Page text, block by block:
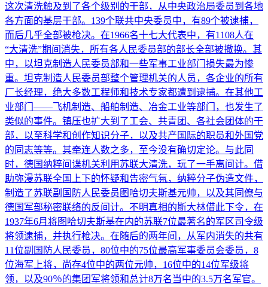
这次清洗触及到了各个级别的干部，从中央政治局委员到各地
各方面的基层干部。139个联共中央委员中，有89个被逮捕，
而后几乎全部被枪决。在1966名十七大代表中，有1108人在
“大清洗”期间消失，所有各人民委员部的部长全部被撤换。其
中，以坦克制造人民委员部和一些军事工业部门损失最为惨
重。坦克制造人民委员部整个管理机关的人员，各企业的所有
厂长经理，绝大多数工程师和技术专家都遭到逮捕。在其他工
业部门——飞机制造、船舶制造、冶金工业等部门，也发生了
类似的事件。镇压也扩大到了工会、共青团、各社会团体的干
部，以至科学和创作知识分子，以及共产国际的职员和外国党
的同志等等。其牵连人数之多，至今没有确切定论。与此同
时，德国纳粹间谍机关利用苏联大清洗，玩了一手离间计。借
助弥漫苏联全国上下的怀疑和告密气氛，纳粹分子伪造文件，
制造了苏联副国防人民委员图哈切夫斯基元帅，以及其同僚与
德国军部秘密联络的反间计。不明真相的斯大林借此下令，在
1937年6月将图哈切夫斯基在内的苏联7位最著名的军区司令级
将领逮捕，并执行枪决。在随后的两年间，从军内消失的共有
11位副国防人民委员，80位中的75位最高军事委员会委员，8
位海军上将，尚存4位中的两位元帅，16位中的14位军级将
领，以及90％的集团军将领和总计8万名当中的3.5万名军官。